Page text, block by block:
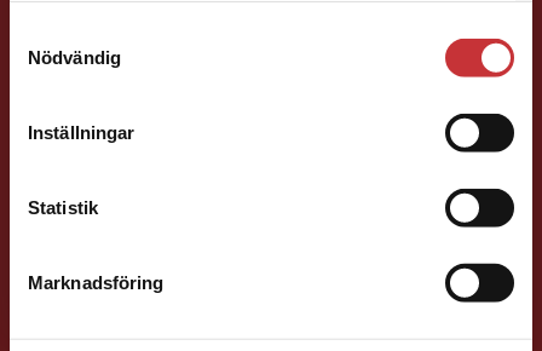
Nödvändig
Inställningar
Statistik
Marknadsföring
studentlitteratur.se via en enhet utanför Sverige.
Vi erbjuder inte leveranser utanför Sverige. För
att kunna slutföra ett köp måste